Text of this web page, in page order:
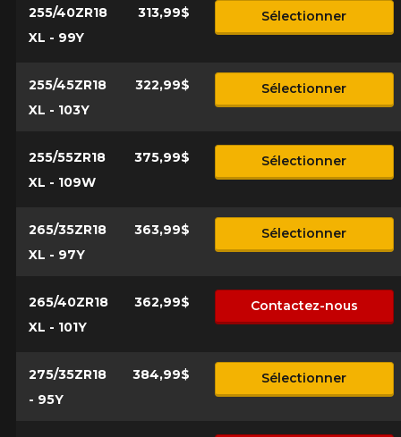
255/40ZR18
XL - 99Y
313,99$ Sélectionner
255/45ZR18
XL - 103Y
322,99$ Sélectionner
255/55ZR18
XL - 109W
375,99$ Sélectionner
265/35ZR18
XL - 97Y
363,99$ Sélectionner
265/40ZR18
XL - 101Y
362,99$ Contactez-nous
275/35ZR18
- 95Y
384,99$ Sélectionner